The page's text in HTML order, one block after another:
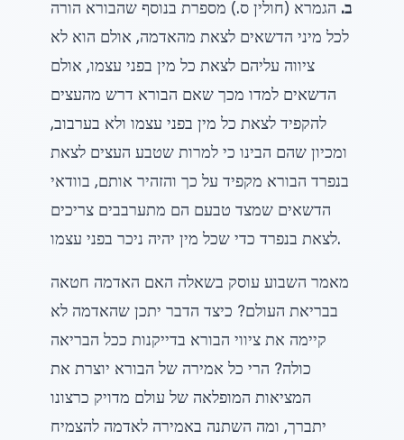
ב. הגמרא (חולין ס.) מספרת בנוסף שהבורא הורה
לכל מיני הדשאים לצאת מהאדמה, אולם הוא לא
ציווה עליהם לצאת כל מין בפני עצמו, אולם
הדשאים למדו מכך שאם הבורא דרש מהעצים
להקפיד לצאת כל מין בפני עצמו ולא בערבוב,
ומכיון שהם הבינו כי למרות שטבע העצים לצאת
בנפרד הבורא מקפיד על כך והזהיר אותם, בוודאי
הדשאים שמצד טבעם הם מתערבבים צריכים
לצאת בנפרד כדי שכל מין יהיה ניכר בפני עצמו.
מאמר השבוע עוסק בשאלה האם האדמה חטאה
בבריאת העולם? כיצד הדבר יתכן שהאדמה לא
קיימה את ציווי הבורא בדייקנות ככל הבריאה
כולה? הרי כל אמירה של הבורא יוצרת את
המציאות המופלאה של עולם מדויק כרצונו
יתברך, ומה השתנה באמירה לאדמה להצמיח